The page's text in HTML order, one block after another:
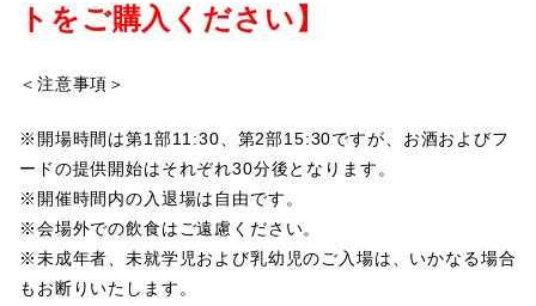
トをご購入ください】
＜注意事項＞
※開場時間は第1部11:30、第2部15:30ですが、お酒およびフ
ードの提供開始はそれぞれ30分後となります。
※開催時間内の入退場は自由です。
※会場外での飲食はご遠慮ください。
※未成年者、未就学児および乳幼児のご入場は、いかなる場合
もお断りいたします。